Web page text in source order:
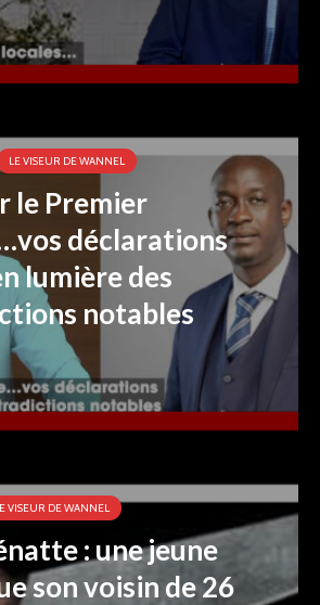
LE VISEUR DE WANNEL
le Premier
déclarations
lumière des
notables
VISEUR DE WANNEL
: une jeune
son voisin de 26